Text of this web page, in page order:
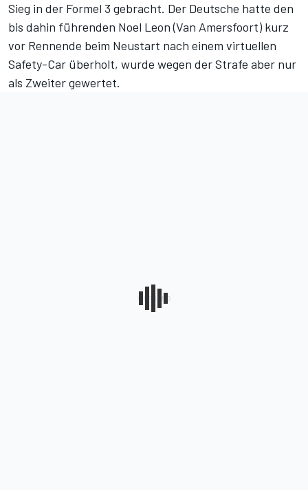
Sieg in der Formel 3 gebracht. Der Deutsche hatte den
bis dahin führenden Noel Leon (Van Amersfoort) kurz
vor Rennende beim Neustart nach einem virtuellen
Safety-Car überholt, wurde wegen der Strafe aber nur
als Zweiter gewertet.